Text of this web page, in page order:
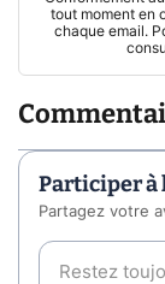
tout moment en
chaque email.
Participer à
Partagez votre